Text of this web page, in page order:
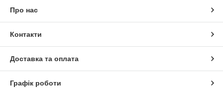
Про нас
Контакти
Доставка та оплата
Графік роботи